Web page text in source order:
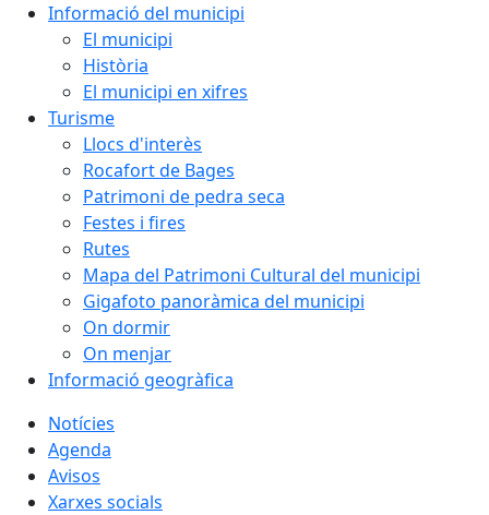
Informació del municipi
El municipi
Història
El municipi en xifres
Turisme
Llocs d'interès
Rocafort de Bages
Patrimoni de pedra seca
Festes i fires
Rutes
Mapa del Patrimoni Cultural del municipi
Gigafoto panoràmica del municipi
On dormir
On menjar
Informació geogràfica
Notícies
Agenda
Avisos
Xarxes socials